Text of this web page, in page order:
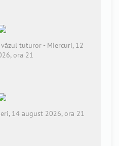
văzul tuturor - Miercuri, 12
ora 21
14 august 2026, ora 21